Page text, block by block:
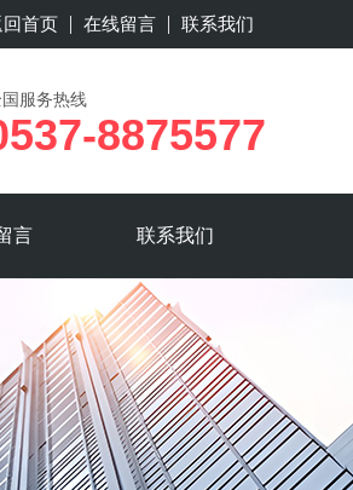
回首页 在线留言 联系我们
服务热线
8875577
言 联系我们